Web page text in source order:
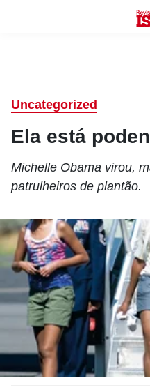
Uncategorized
Ela está
Michelle Obama virou,
patrulheiros de plantão.